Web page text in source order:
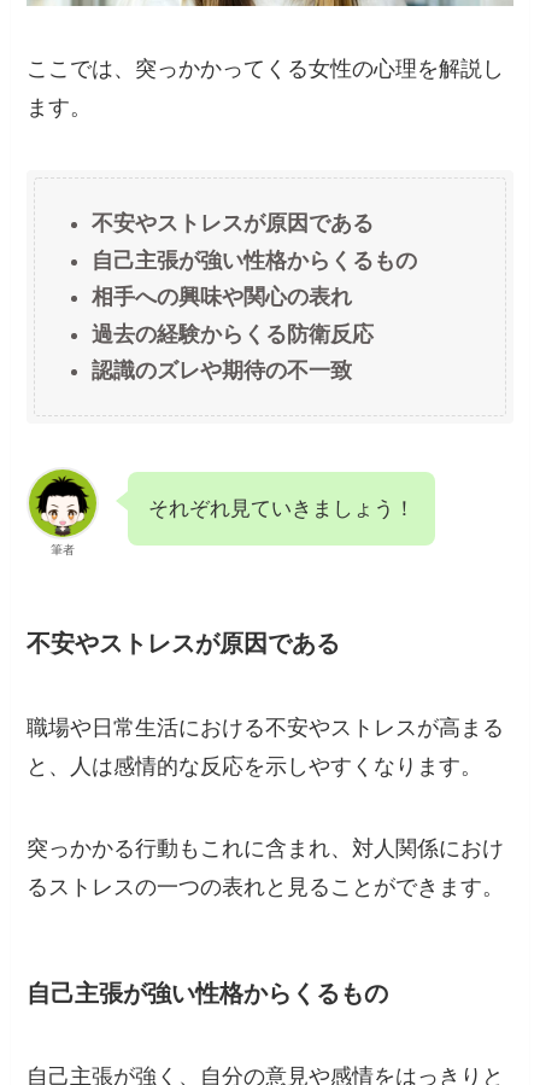
ここでは、突っかかってくる女性の心理を解説し
ます。
不安やストレスが原因である
自己主張が強い性格からくるもの
相手への興味や関心の表れ
過去の経験からくる防衛反応
認識のズレや期待の不一致
筆者
それぞれ見ていきましょう！
不安やストレスが原因である
職場や日常生活における不安やストレスが高まる
と、人は感情的な反応を示しやすくなります。
突っかかる行動もこれに含まれ、対人関係におけ
るストレスの一つの表れと見ることができます。
自己主張が強い性格からくるもの
自己主張が強く、自分の意見や感情をはっきりと